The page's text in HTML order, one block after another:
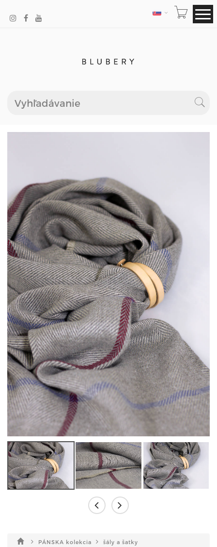
JAZYK
PÁNSKA kolekcia šály a šatky